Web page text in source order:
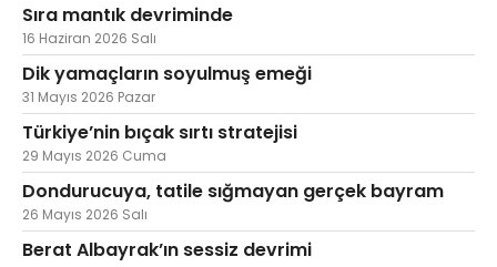
Sıra mantık devriminde
16 Haziran 2026 Salı
Dik yamaçların soyulmuş emeği
31 Mayıs 2026 Pazar
Türkiye’nin bıçak sırtı stratejisi
29 Mayıs 2026 Cuma
Dondurucuya, tatile sığmayan gerçek bayram
26 Mayıs 2026 Salı
Berat Albayrak’ın sessiz devrimi